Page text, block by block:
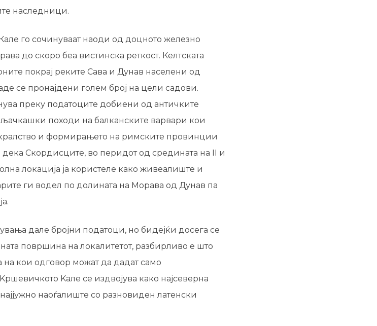
наследници.
го сочинуваат наоди од доцното железно
до скоро беа вистинска реткост. Келтската
покрај реките Сава и Дунав населени од
се пронајдени голем број на цели садови.
преку податоците добиени од античките
походи на балканските варвари кои
и формирањето на римските провинции
Скордисците, во перидот од средината на II и
локација ја користеле како живеалиште и
ги водел по долината на Морава од Дунав па
дале бројни податоци, но бидејќи досега се
површина на локалитетот, разбирливо е што
кои одговор можат да дадат само
Kале се издвојува како најсеверна
наоѓалиште со разновиден латенски